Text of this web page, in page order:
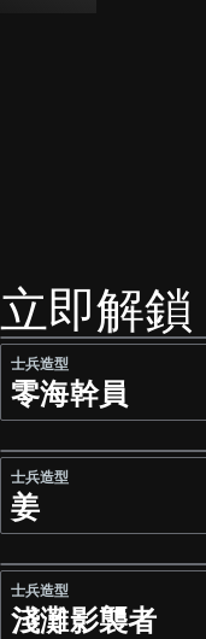
立即解鎖
士兵造型
零海幹員
士兵造型
姜
士兵造型
淺灘影襲者